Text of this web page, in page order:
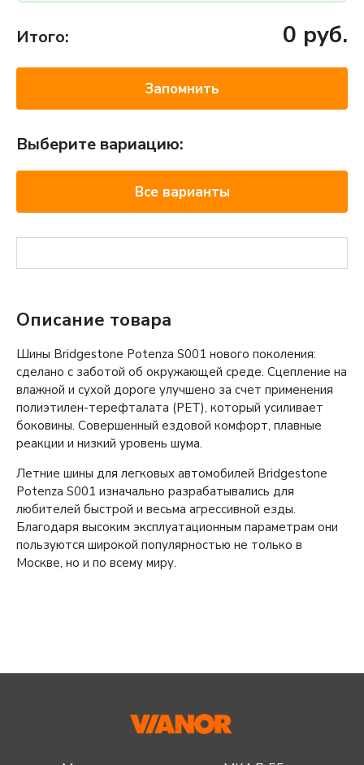
Итого: 0 руб.
Запомнить
Выберите вариацию:
Все варианты
Описание товара
Шины Bridgestone Potenza S001 нового поколения:
сделано с заботой об окружающей среде. Сцепление на
влажной и сухой дороге улучшено за счет применения
полиэтилен-терефталата (PET), который усиливает
боковины. Совершенный ездовой комфорт, плавные
реакции и низкий уровень шума.
Летние шины для легковых автомобилей Bridgestone
Potenza S001 изначально разрабатывались для
любителей быстрой и весьма агрессивной езды.
Благодаря высоким эксплуатационным параметрам они
пользуются широкой популярностью не только в
Москве, но и по всему миру.